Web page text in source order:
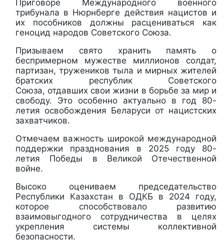
Приговоре Международного военного
трибунала в Нюрнберге действия нацистов и
их пособников должны расцениваться как
геноцид народов Советского Союза.
Призываем свято хранить память о
беспримерном мужестве миллионов солдат,
партизан, тружеников тыла и мирных жителей
братских республик Советского
Союза, отдавших свои жизни в борьбе за мир и
свободу. Это особенно актуально в год 80-
летия освобождения Беларуси от нацистских
захватчиков.
Отмечаем важность широкой международной
поддержки празднования в 2025 году 80-
летия Победы в Великой Отечественной
войне.
Высоко оцениваем председательство
Республики Казахстан в ОДКБ в 2024 году,
которое способствовало развитию
взаимовыгодного сотрудничества в целях
укрепления системы коллективной
безопасности.